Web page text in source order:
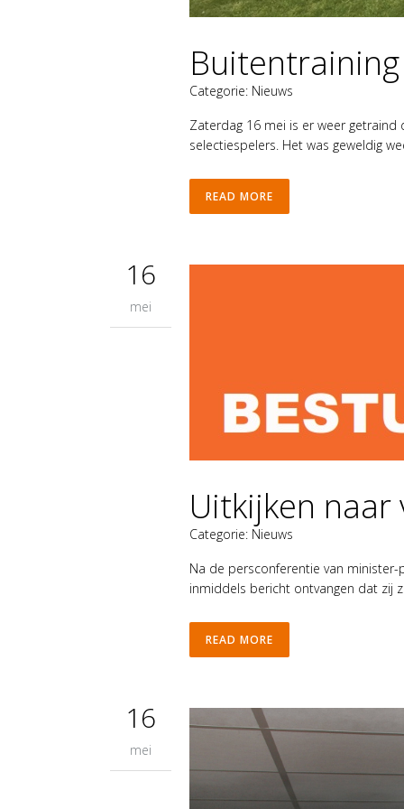
Categorie: Nieuws
Zaterdag 16 mei is er weer
selectiespelers. Het was geweldig
READ MORE
16
mei
Uitkijken naar
Categorie: Nieuws
Na de persconferentie van
inmiddels bericht ontvangen dat zij
READ MORE
16
mei